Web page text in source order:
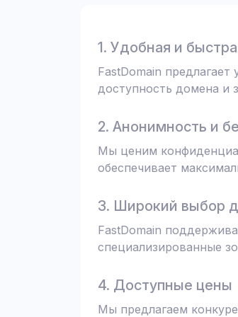
1. Удобная и
FastDomain
доступность домена и
2. Анонимность и
Мы ценим
обеспечивает
3. Широкий выбор
FastDomain
специализированные
4. Доступные цены
Мы предлагаем